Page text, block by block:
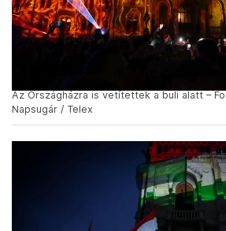
Az Országházra is vetítettek a buli alatt –
Napsugár / Telex